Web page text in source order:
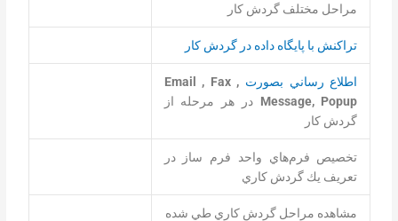
مراحل مختلف گردش ‌كار
تراكنش با پايگاه داده در گردش کار
اطلاع رساني بصورت Email , Fax ,
Message, Popup در هر مرحله از
گردش کار
تخصیص فرم‌هاي واحد فرم ساز در
تعريف يك گردش كاري
مشاهده مراحل گردش كاري طي شده